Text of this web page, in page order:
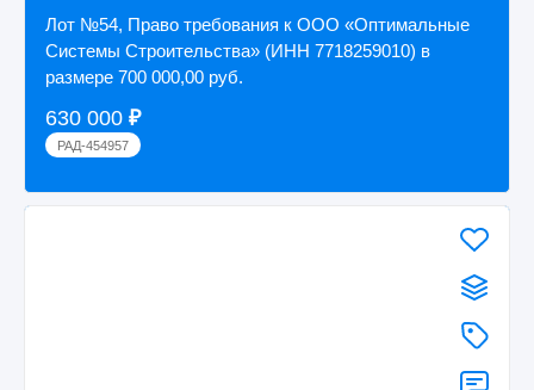
Лот №54, Право требования к ООО «Оптимальные
Системы Строительства» (ИНН 7718259010) в
размере 700 000,00 руб.
630 000 ₽
РАД-454957